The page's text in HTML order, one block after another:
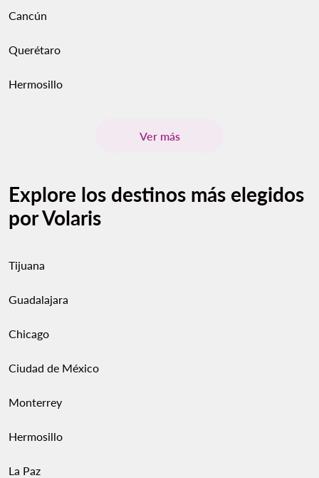
Cancún
Querétaro
Hermosillo
Ver más
Explore los destinos más elegidos
por Volaris
Tijuana
Guadalajara
Chicago
Ciudad de México
Monterrey
Hermosillo
La Paz